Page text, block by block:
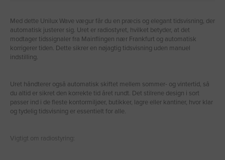
Med dette Unilux Wave vægur får du en præcis og elegant tidsvisning, der
automatisk justerer sig. Uret er radiostyret, hvilket betyder, at det
modtager tidssignaler fra Mainflingen nær Frankfurt og automatisk
korrigerer tiden. Dette sikrer en nøjagtig tidsvisning uden manuel
indstilling.
Uret håndterer også automatisk skiftet mellem sommer- og vintertid, så
du altid er sikret den korrekte tid året rundt. Det stilrene design i sort
passer ind i de fleste kontormiljøer, butikker, lagre eller kantiner, hvor klar
og tydelig tidsvisning er essentielt for alle.
Vigtigt om radiostyring: